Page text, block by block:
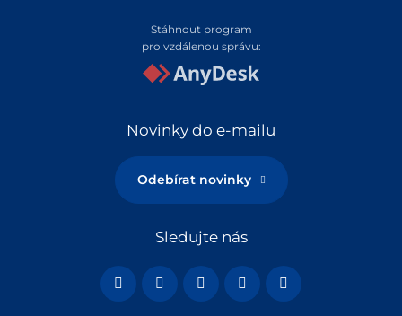
Stáhnout program
pro vzdálenou správu:
Novinky do e-mailu
Odebírat novinky
Sledujte nás